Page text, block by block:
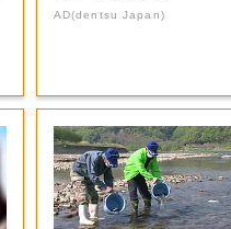
AD(dentsu Japan)